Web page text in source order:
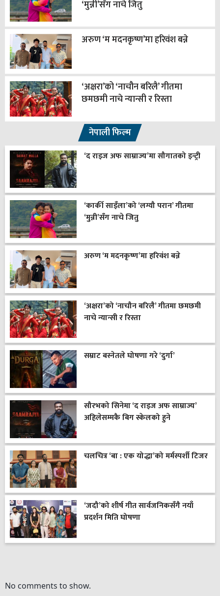
‘मुन्नी’सँग नाचे जितु
अरुण ‘म मदनकृष्ण’मा हरिवंश बन्ने
‘अक्षरा’को ‘नाचौन बरिलै’ गीतमा
छमछमी नाचे न्यान्सी र रिस्ता
नेपाली फिल्म
‘द राइज अफ साम्राज्य’मा सौगातको इन्ट्री
‘कार्की साइँला’को ‘लग्यौ परान’ गीतमा
‘मुन्नी’सँग नाचे जितु
अरुण ‘म मदनकृष्ण’मा हरिवंश बन्ने
‘अक्षरा’को ‘नाचौन बरिलै’ गीतमा छमछमी
नाचे न्यान्सी र रिस्ता
सम्राट बस्नेतले घोषणा गरे ‘दुर्गा’
सौरभको सिनेमा ‘द राइज अफ साम्राज्य’
अहिलेसम्मकै बिग स्केलको हुने
चलचित्र ‘बा : एक योद्धा’को मर्मस्पर्शी टिजर
‘जदौ’को शीर्ष गीत सार्वजनिकसँगै नयाँ
प्रदर्शन मिति घोषणा
No comments to show.